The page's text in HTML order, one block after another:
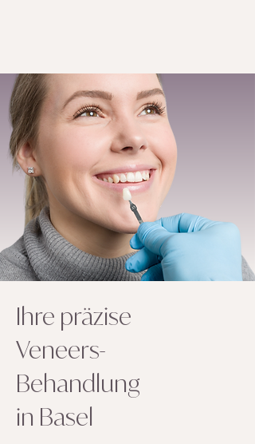
Ihre präzise
Veneers-
Behandlung
in Basel